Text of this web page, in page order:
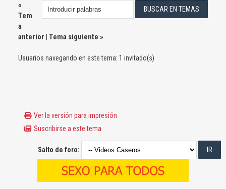
«
Tem
a
anterior | Tema siguiente »
Usuarios navegando en este tema: 1 invitado(s)
Ver la versión para impresión
Suscribirse a este tema
Salto de foro: